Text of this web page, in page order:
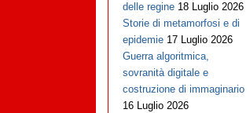
delle regine 18 Luglio 2026
Storie di metamorfosi e di
epidemie 17 Luglio 2026
Guerra algoritmica,
sovranità digitale e
costruzione di immaginario
16 Luglio 2026